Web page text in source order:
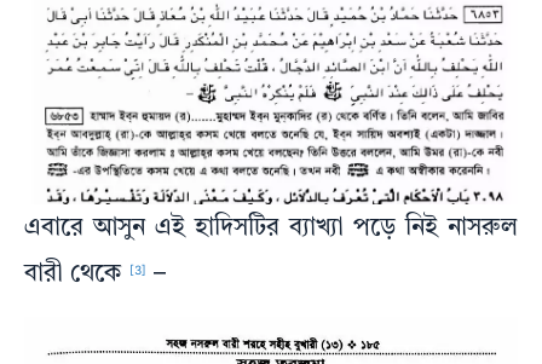
এবারে আসুন এই হাদিসটির ব্যাখ্যা পড়ে নিই নাসরুল
বারী থেকে
[3] –